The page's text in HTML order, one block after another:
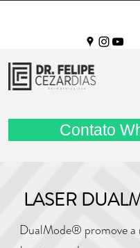
Contato
LASER
DualMode® promove a